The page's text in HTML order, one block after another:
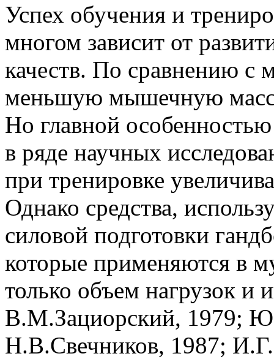
Успех обучения и
многом зависит от
качеств. По сравнению
меньшую мышечную
Но главной
в ряде научных
при тренировке
Однако средства,
силовой подготовки
которые применяются в
только объем нагрузок
В.М.Зациорский, 1979;
Н.В.Свечников, 1987;